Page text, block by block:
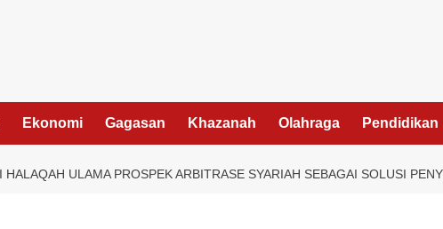
Ekonomi Gagasan Khazanah Olahraga Pendidikan
HALAQAH ULAMA PROSPEK ARBITRASE SYARIAH SEBAGAI SOLUSI